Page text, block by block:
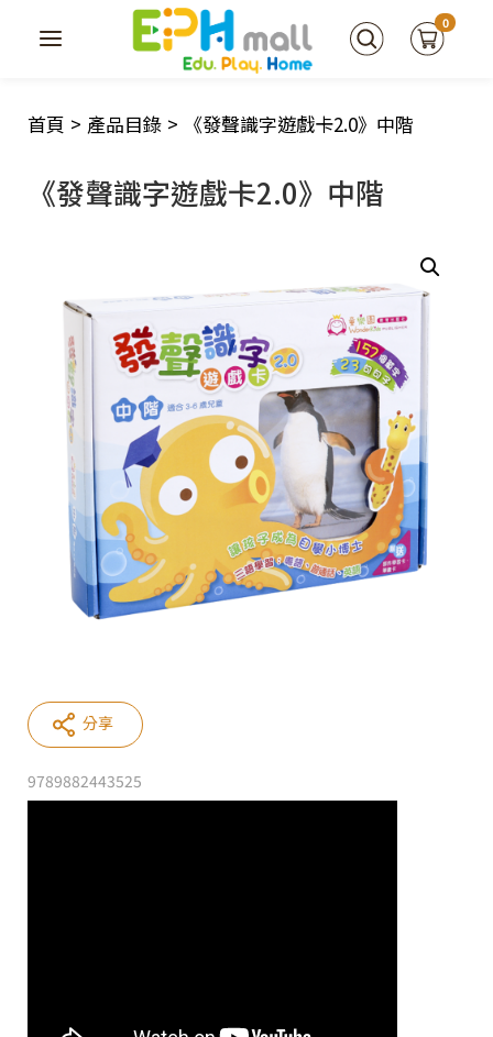
0
首頁 > 產品目錄 > 《發聲識字遊戲卡2.0》中階
《發聲識字遊戲卡2.0》中階
9789882443525
分享